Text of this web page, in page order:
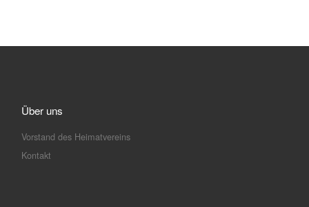
Über uns
Vorstand des Heimatvereins
Kontakt